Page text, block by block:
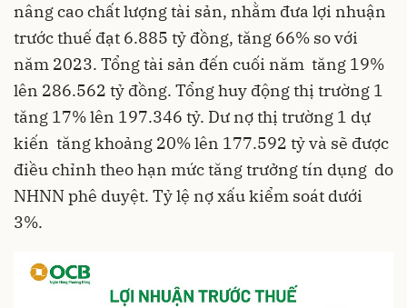
nâng cao chất lượng tài sản, nhằm đưa lợi nhuận
trước thuế đạt 6.885 tỷ đồng, tăng 66% so với
năm 2023. Tổng tài sản đến cuối năm tăng 19%
lên 286.562 tỷ đồng. Tổng huy động thị trường 1
tăng 17% lên 197.346 tỷ. Dư nợ thị trường 1 dự
kiến tăng khoảng 20% lên 177.592 tỷ và sẽ được
điều chỉnh theo hạn mức tăng trưởng tín dụng do
NHNN phê duyệt. Tỷ lệ nợ xấu kiểm soát dưới
3%.